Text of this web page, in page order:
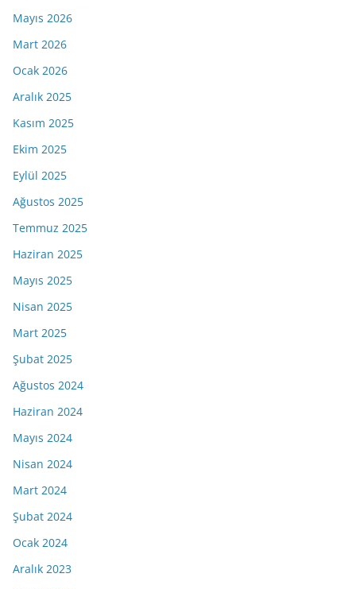
Mayıs 2026
Mart 2026
Ocak 2026
Aralık 2025
Kasım 2025
Ekim 2025
Eylül 2025
Ağustos 2025
Temmuz 2025
Haziran 2025
Mayıs 2025
Nisan 2025
Mart 2025
Şubat 2025
Ağustos 2024
Haziran 2024
Mayıs 2024
Nisan 2024
Mart 2024
Şubat 2024
Ocak 2024
Aralık 2023